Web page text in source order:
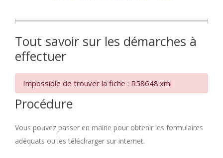
Tout savoir sur les démarches à
effectuer
Impossible de trouver la fiche : R58648.xml
Procédure
Vous pouvez passer en mairie pour obtenir les formulaires
adéquats ou les télécharger sur internet.